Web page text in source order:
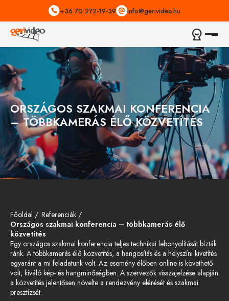
+36 70 272-19-39 info@gerivideo.hu
ORSZÁGOS SZAKMAI KONFERENCIA
– TÖBBKAMERÁS ÉLŐ KÖZVETÍTÉS
Főoldal
Referenciák
Országos szakmai konferencia – többkamerás élő
közvetítés
Egy országos szakmai konferencia teljes technikai lebonyolítását bízták
ránk. A többkamerás élő közvetítés, a hangosítás és a helyszíni kivetítés
egyaránt a mi feladatunk volt. Az esemény élőben online is követhető
volt, kiváló kép- és hangminőségben. A szervezők visszajelzése alapján
a közvetítés jelentősen növelte a rendezvény elérését és szakmai
presztízsét.